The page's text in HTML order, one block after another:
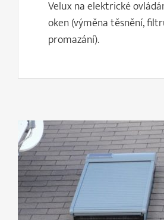
Velux na elektrické
oken (výměna těsnění,
promazání).